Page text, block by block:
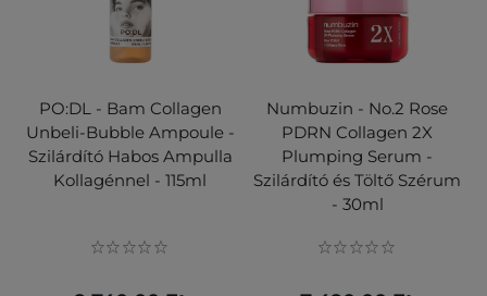
PO:DL - Bam Collagen
Unbeli-Bubble Ampoule -
Szilárdító Habos Ampulla
Kollagénnel - 115ml
Numbuzin - No.2 Rose
PDRN Collagen 2X
Plumping Serum -
Szilárdító és Töltő Szérum
- 30ml